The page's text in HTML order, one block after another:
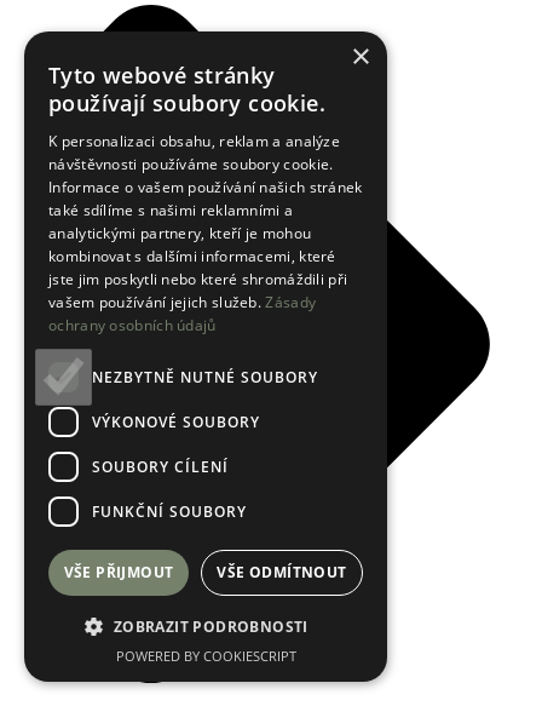
×
Tyto webové stránky
používají soubory cookie.
K personalizaci obsahu, reklam a analýze
návštěvnosti používáme soubory cookie.
Informace o vašem používání našich stránek
také sdílíme s našimi reklamními a
analytickými partnery, kteří je mohou
kombinovat s dalšími informacemi, které
jste jim poskytli nebo které shromáždili při
vašem používání jejich služeb.Zásady
ochrany osobních údajů
NEZBYTNĚ NUTNÉ SOUBORY
VÝKONOVÉ SOUBORY
SOUBORY CÍLENÍ
FUNKČNÍ SOUBORY
VŠE PŘIJMOUT VŠE ODMÍTNOUT
ZOBRAZIT PODROBNOSTI
POWERED BY COOKIESCRIPT